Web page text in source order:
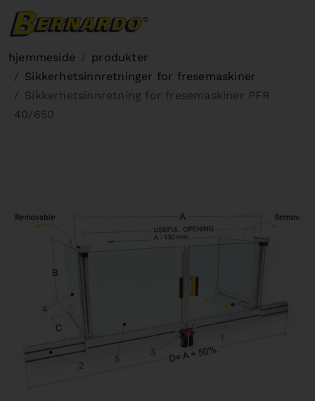
hjemmeside
produkter
Sikkerhetsinnretninger for fresemaskiner
Sikkerhetsinnretning for fresemaskiner PFR
40/650